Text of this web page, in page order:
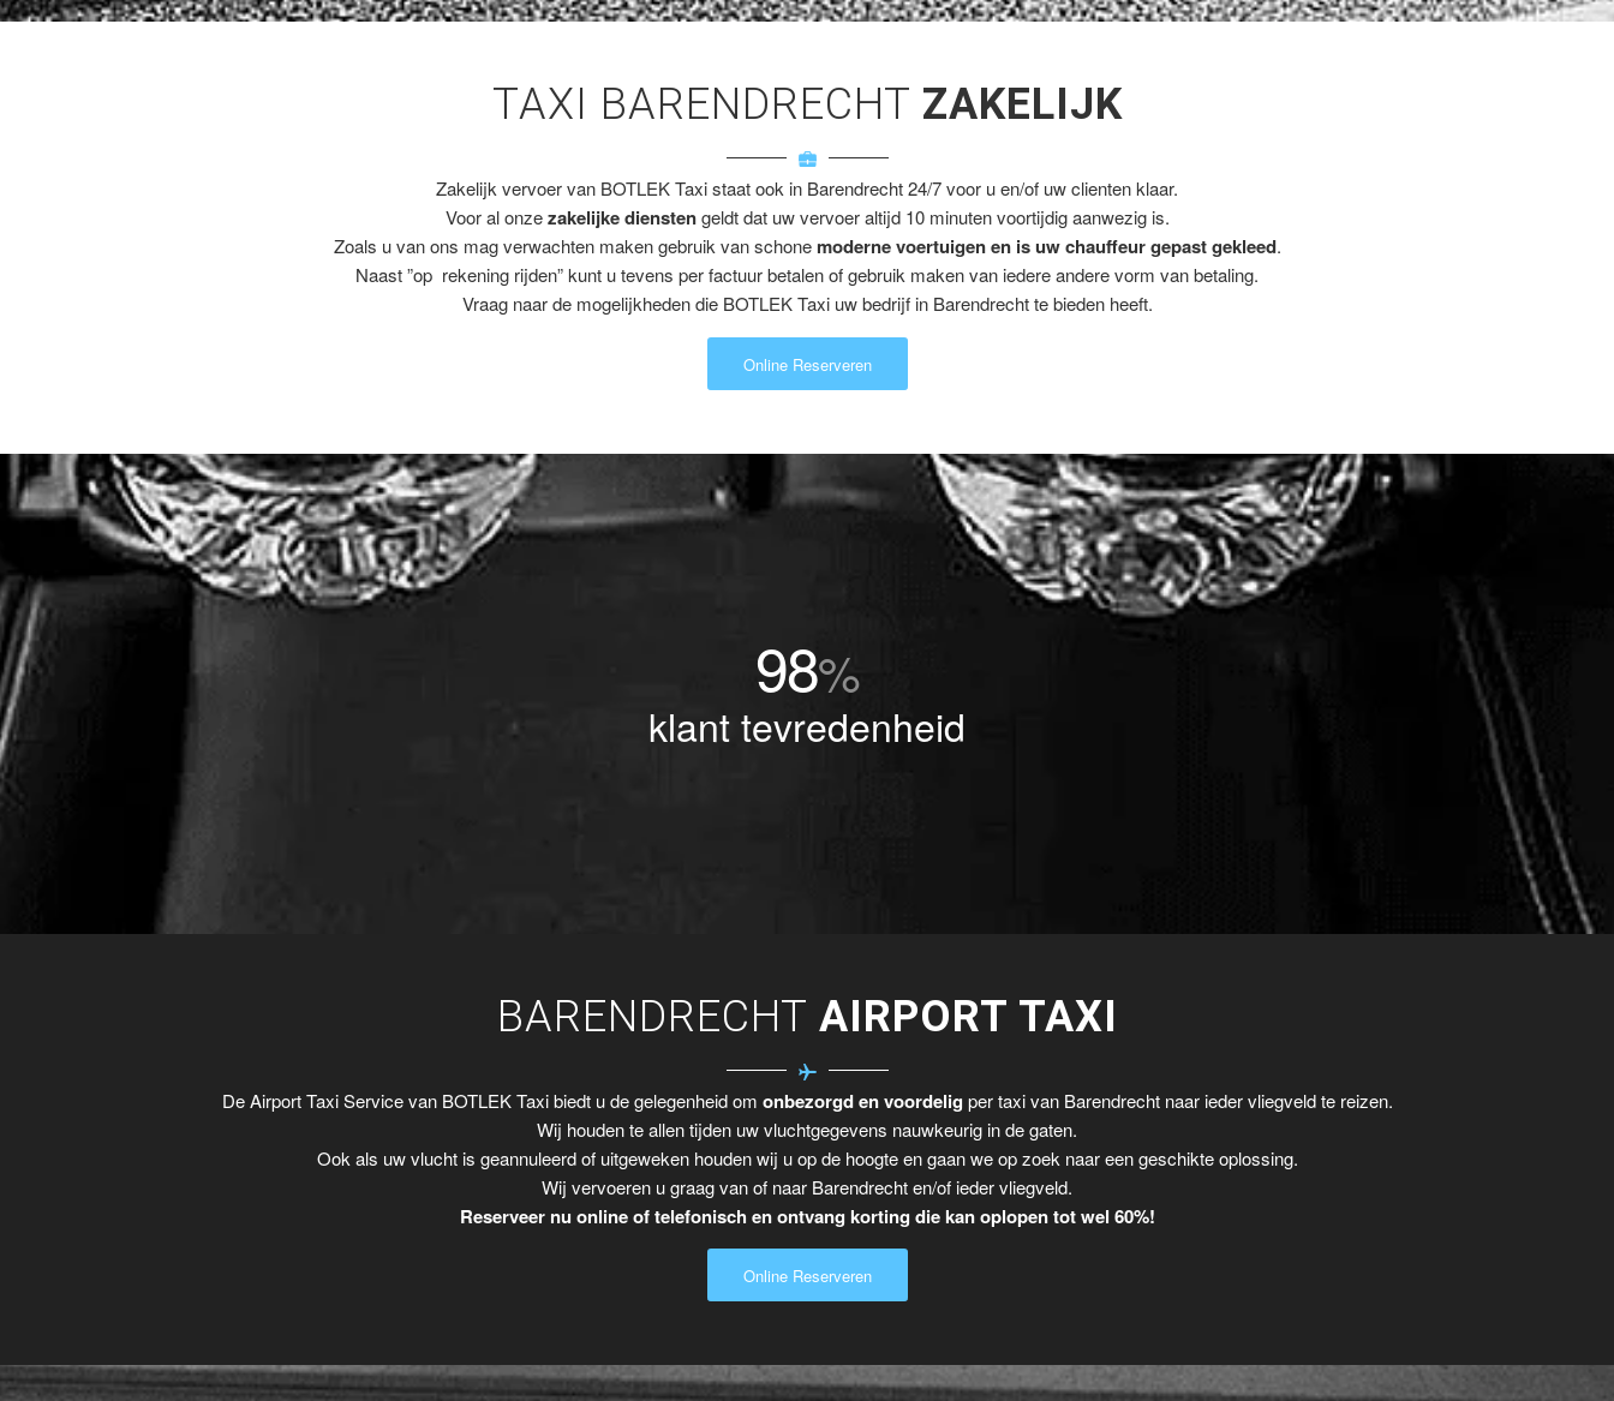
TAXI BARENDRECHT ZAKELIJK
Zakelijk vervoer van BOTLEK Taxi staat ook in Barendrecht 24/7 voor u en/of uw clienten klaar.
Voor al onzezakelijke dienstengeldt dat uw vervoer altijd 10 minuten voortijdig aanwezig is.
Zoals u van ons mag verwachten maken gebruik van schone moderne voertuigen en is uw chauffeur gepast gekleed.
Naast ”op rekening rijden” kunt u tevens per factuur betalen of gebruik maken van iedere andere vorm van betaling.
Vraag naar de mogelijkheden die BOTLEK Taxi uw bedrijf in Barendrecht te bieden heeft.
Online Reserveren
98%
klant tevredenheid
BARENDRECHT AIRPORT TAXI
De Airport Taxi Service van BOTLEK Taxi biedt u de gelegenheid om onbezorgd en voordelig per taxi van Barendrecht naar ieder vliegveld te reizen.
Wij houden te allen tijden uw vluchtgegevens nauwkeurig in de gaten.
Ook als uw vlucht is geannuleerd of uitgeweken houden wij u op de hoogte en gaan we op zoek naar een geschikte oplossing.
Wij vervoeren u graag van of naar Barendrecht en/of ieder vliegveld.
Reserveer nu online of telefonisch en ontvang korting die kan oplopen tot wel 60%!
Online Reserveren